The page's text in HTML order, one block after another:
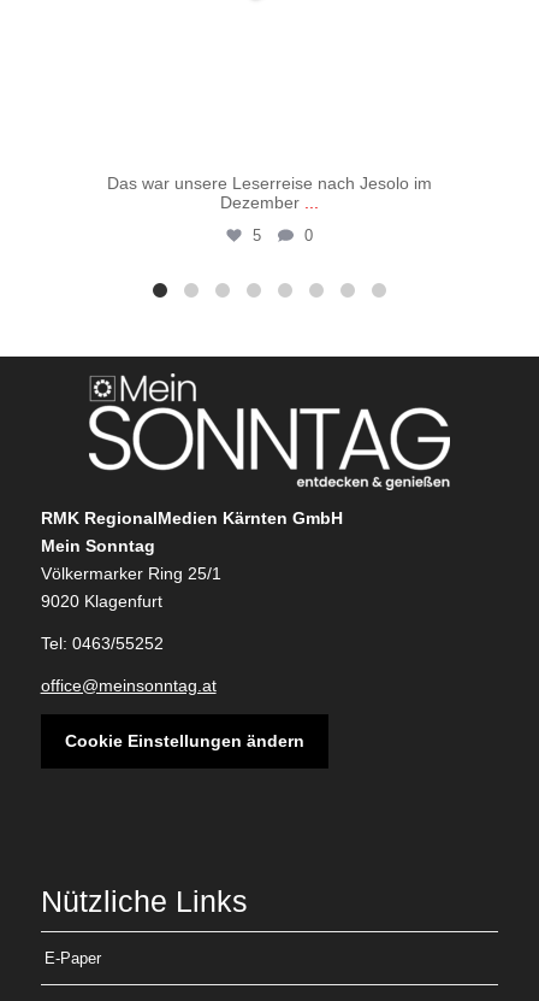
Das war unsere Leserreise nach Jesolo im
Dezember
5 0
RMK RegionalMedien Kärnten GmbH
Mein Sonntag
Völkermarker Ring 25/1
9020 Klagenfurt
Tel: 0463/55252
office@meinsonntag.at
Cookie Einstellungen ändern
Nützliche Links
E-Paper